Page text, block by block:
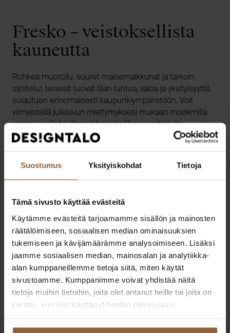
Suostumus Yksityiskohdat Tietoja
Tämä sivusto käyttää evästeitä
Käytämme evästeitä tarjoamamme sisällön ja mainosten
räätälöimiseen, sosiaalisen median ominaisuuksien
tukemiseen ja kävijämäärämme analysoimiseen. Lisäksi
jaamme sosiaalisen median, mainosalan ja analytiikka-
alan kumppaneillemme tietoja siitä, miten käytät
sivustoamme. Kumppanimme voivat yhdistää näitä
tietoja muihin tietoihin, joita olet antanut heille tai joita on
kerätty, kun olet käyttänyt heidän palvelujaan.
Fresko – veistoksellista
kauneutta
Rohkea muotoilu, suuret maisemaikkunat ja tarkoin
sijoitetut terassit tuovat tilan tuntua, valoa ja yksityisyyttä,
sulautuen erinomaisesti kaupunkiympäristöön. Voit
viimeistellä julkisivun mieltymyksesi mukaan modernilla
rappauksella tai lämminhenkisellä puuverhoilulla.